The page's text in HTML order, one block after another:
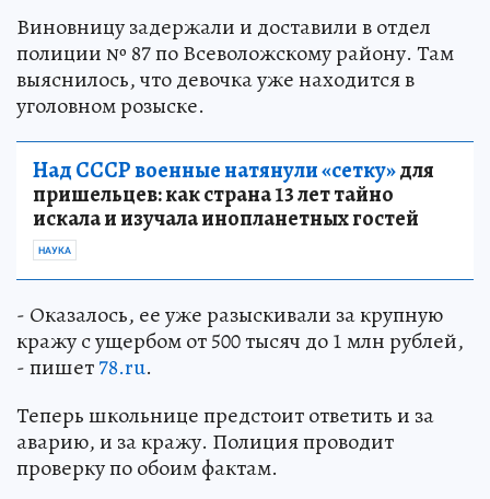
Виновницу задержали и доставили в отдел
полиции № 87 по Всеволожскому району. Там
выяснилось, что девочка уже находится в
уголовном розыске.
Над СССР военные натянули «сетку»для
пришельцев: как страна 13 лет тайно
искала и изучала инопланетных гостей
НАУКА
- Оказалось, ее уже разыскивали за крупную
кражу с ущербом от 500 тысяч до 1 млн рублей,
- пишет78.ru.
Теперь школьнице предстоит ответить и за
аварию, и за кражу. Полиция проводит
проверку по обоим фактам.